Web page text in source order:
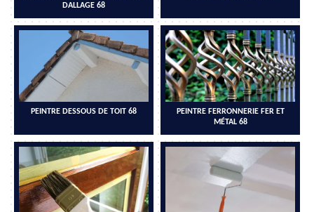
DALLAGE 68
PEINTRE DESSOUS DE TOIT 68
PEINTRE FERRONNERIE FER ET
MÉTAL 68